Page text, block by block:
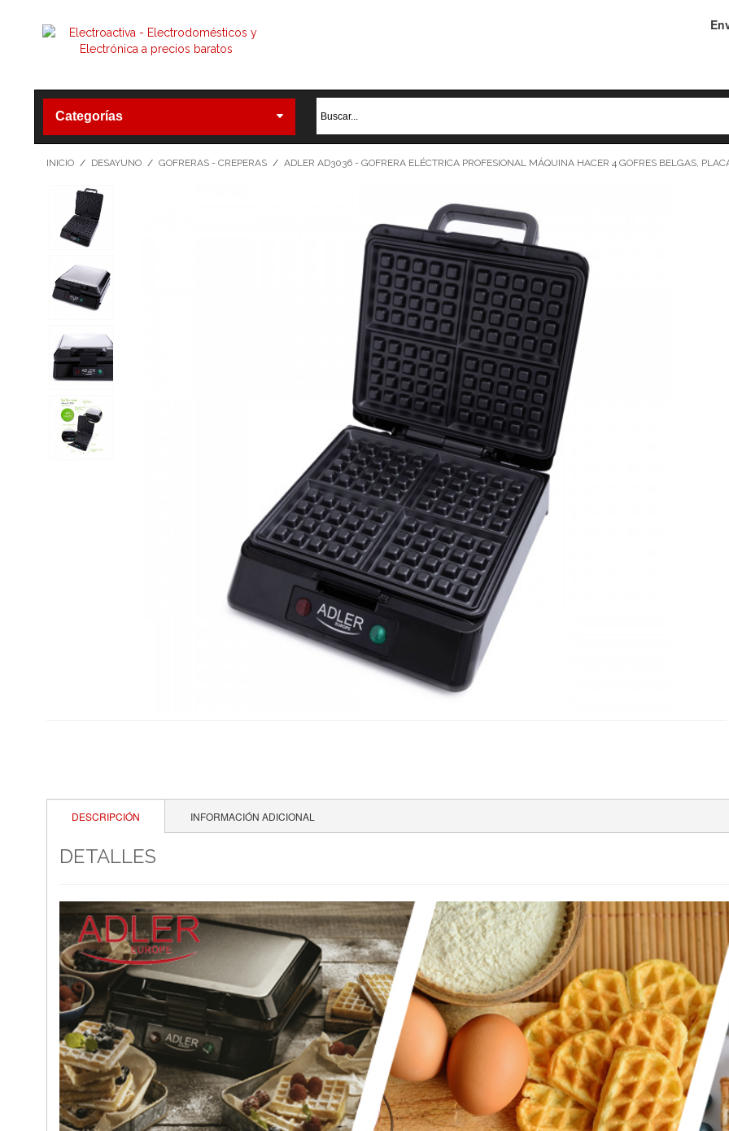
Categorías
INICIO / DESAYUNO / GOFRERAS - CREPERAS / ADLER AD3036 - GOFRERA ELÉCTRICA PROFESIONAL MÁQUINA HACER 4 GOFRES BELGAS,
DESCRIPCIÓN INFORMACIÓN ADICIONAL
DETALLES